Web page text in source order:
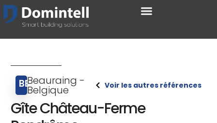
BEBeauraing -
Belgique Voir les autres références
Gîte Château-Ferme